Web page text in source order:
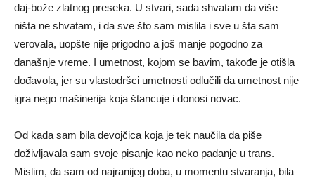
daj-bože zlatnog preseka. U stvari, sada shvatam da više
ništa ne shvatam, i da sve što sam mislila i sve u šta sam
verovala, uopšte nije prigodno a još manje pogodno za
današnje vreme. I umetnost, kojom se bavim, takođe je otišla
dođavola, jer su vlastodršci umetnosti odlučili da umetnost nije
igra nego mašinerija koja štancuje i donosi novac.
Od kada sam bila devojčica koja je tek naučila da piše
doživljavala sam svoje pisanje kao neko padanje u trans.
Mislim, da sam od najranijeg doba, u momentu stvaranja, bila